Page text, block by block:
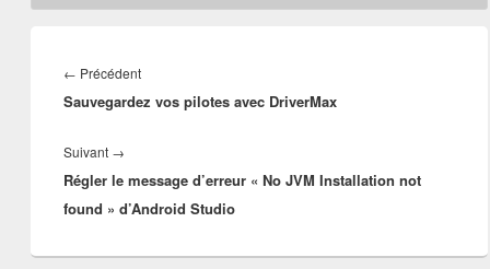
de
l’article
← PrécédentArticle
précédent :
Sauvegardez vos pilotes avec DriverMax
Suivant →Article
suivant :
Régler le message d’erreur « No JVM Installation not
found » d’Android Studio